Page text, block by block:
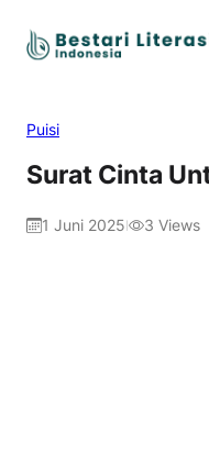
Puisi
Surat Cinta
1 Juni 2025 3 Views